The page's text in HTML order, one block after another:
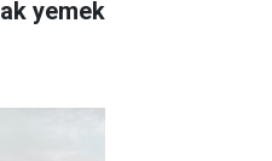
yemek